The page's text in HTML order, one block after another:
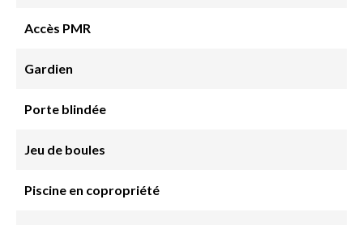
Accès PMR
Gardien
Porte blindée
Jeu de boules
Piscine en copropriété